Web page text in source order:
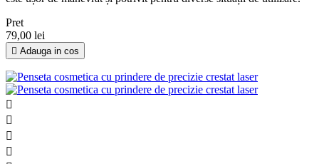
Pret
79,00 lei
 Adauga in cos



